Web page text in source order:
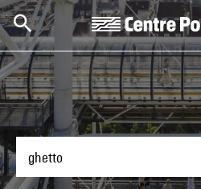
Aller au contenu principal
Centre Pompidou